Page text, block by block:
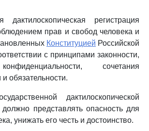
дактилоскопическая регистрация
прав и свобод человека и
Конституцией Российской
с принципами законности,
сочетания
обязательности.
дактилоскопической
должно представлять опасность для
унижать его честь и достоинство.